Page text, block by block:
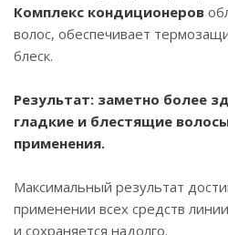
Комплекс кондиционеров
волос, обеспечивает
блеск.
Результат: заметно более
гладкие и блестящие
применения.
Максимальный результат
применении всех средств
и сохраняется надолго.